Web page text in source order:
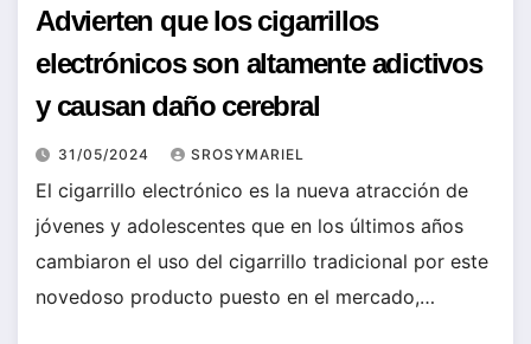
Advierten que los cigarrillos
electrónicos son altamente adictivos
y causan daño cerebral
31/05/2024 SROSYMARIEL
El cigarrillo electrónico es la nueva atracción de
jóvenes y adolescentes que en los últimos años
cambiaron el uso del cigarrillo tradicional por este
novedoso producto puesto en el mercado,…